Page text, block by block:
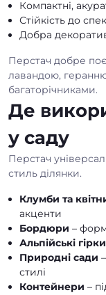
Компактні,
Стійкість до
Добра
Перстач добре
лавандою,
багаторічниками.
Де
у саду
Перстач
стиль ділянки.
Клумби та
акценти
Бордюри –
Альпійські гірки
Природні сади
стилі
Контейнери –